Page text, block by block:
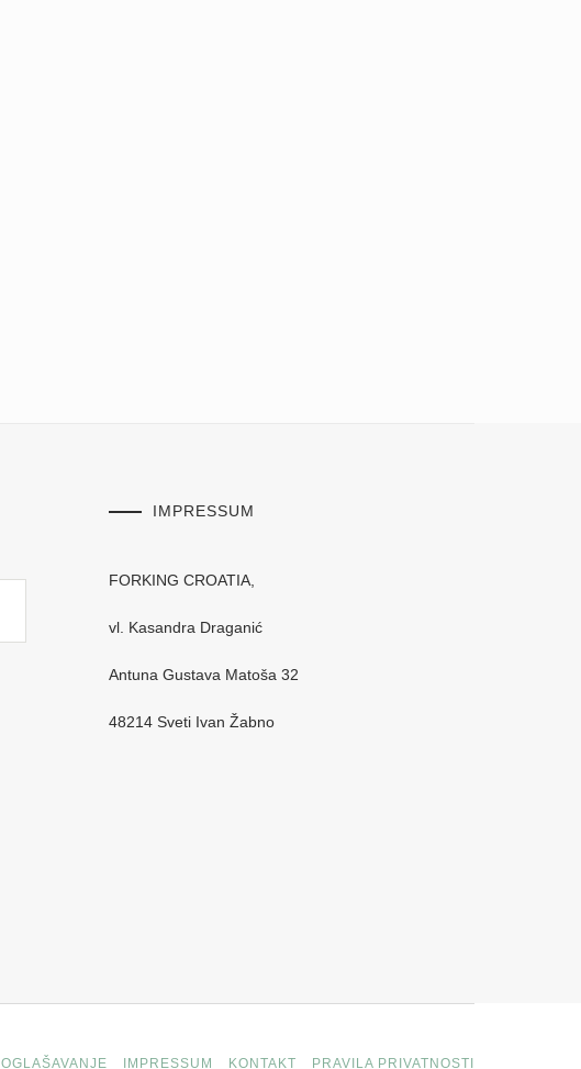
IMPRESSUM
FORKING CROATIA,
vl. Kasandra Draganić
Antuna Gustava Matoša 32
48214 Sveti Ivan Žabno
OGLAŠAVANJE IMPRESSUM KONTAKT PRAVILA PRIVATNOSTI